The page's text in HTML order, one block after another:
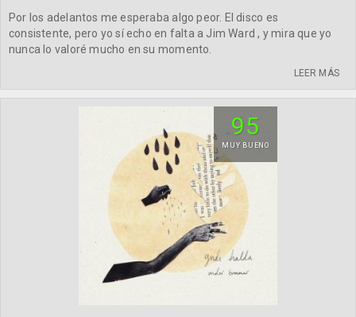
Por los adelantos me esperaba algo peor. El disco es
consistente, pero yo sí echo en falta a Jim Ward , y mira que yo
nunca lo valoré mucho en su momento.
LEER MÁS
95
MUY BUENO